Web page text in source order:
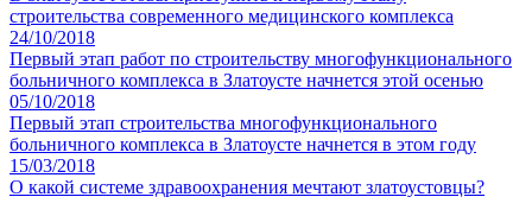
строительства современного медицинского комплекса
24/10/2018
Первый этап работ по строительству многофункционального
больничного комплекса в Златоусте начнется этой осенью
05/10/2018
Первый этап строительства многофункционального
больничного комплекса в Златоусте начнется в этом году
15/03/2018
О какой системе здравоохранения мечтают златоустовцы?